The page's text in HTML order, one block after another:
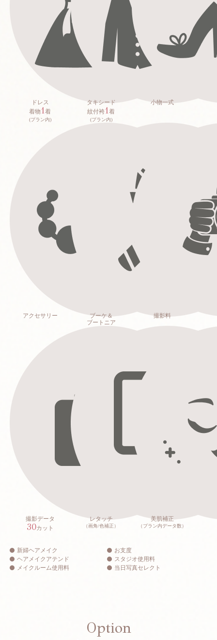
ドレス
着物1着
(プラン内)
タキシード
紋付袴1着
(プラン内)
小物一式
アクセサリー
ブーケ＆
ブートニア
撮影料
撮影データ
30カット
レタッチ
（画角/色補正）
美肌補正
（プラン内データ数）
新婦ヘアメイク
お支度
ヘアメイクアテンド
スタジオ使用料
メイクルーム使用料
当日写真セレクト
Option